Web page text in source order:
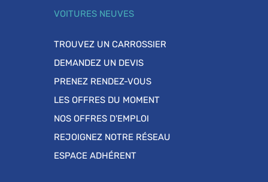
VOITURES NEUVES
TROUVEZ UN CARROSSIER
DEMANDEZ UN DEVIS
PRENEZ RENDEZ-VOUS
LES OFFRES DU MOMENT
NOS OFFRES D'EMPLOI
REJOIGNEZ NOTRE RÉSEAU
ESPACE ADHÉRENT